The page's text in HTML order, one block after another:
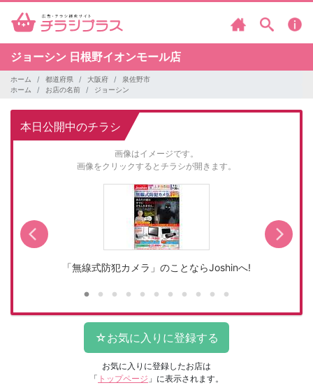
ジョーシン 日根野イオンモール店
ホーム 都道府県 大阪府
泉佐野市
ホーム
お店の名前 ジョーシン
本日公開中のチラシ
画像はイメージです。
画像をクリックするとチラシが開きます。
「無線式防犯カメラ」のことならJoshinへ!
お気に入りに登録したお店は
「 トップページ 」に表示されます。